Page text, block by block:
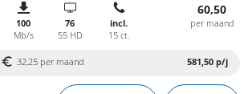
100
Mb/s
76
55 HD
incl.
15 ct.
60,50
per maand
32,25 per maand 581,50 p/j